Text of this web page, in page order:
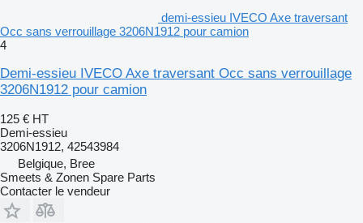
demi-essieu IVECO Axe traversant
Occ sans verrouillage 3206N1912 pour camion
4
Demi-essieu IVECO Axe traversant Occ sans verrouillage
3206N1912 pour camion
125 € HT
Demi-essieu
3206N1912, 42543984
Belgique, Bree
Smeets & Zonen Spare Parts
Contacter le vendeur